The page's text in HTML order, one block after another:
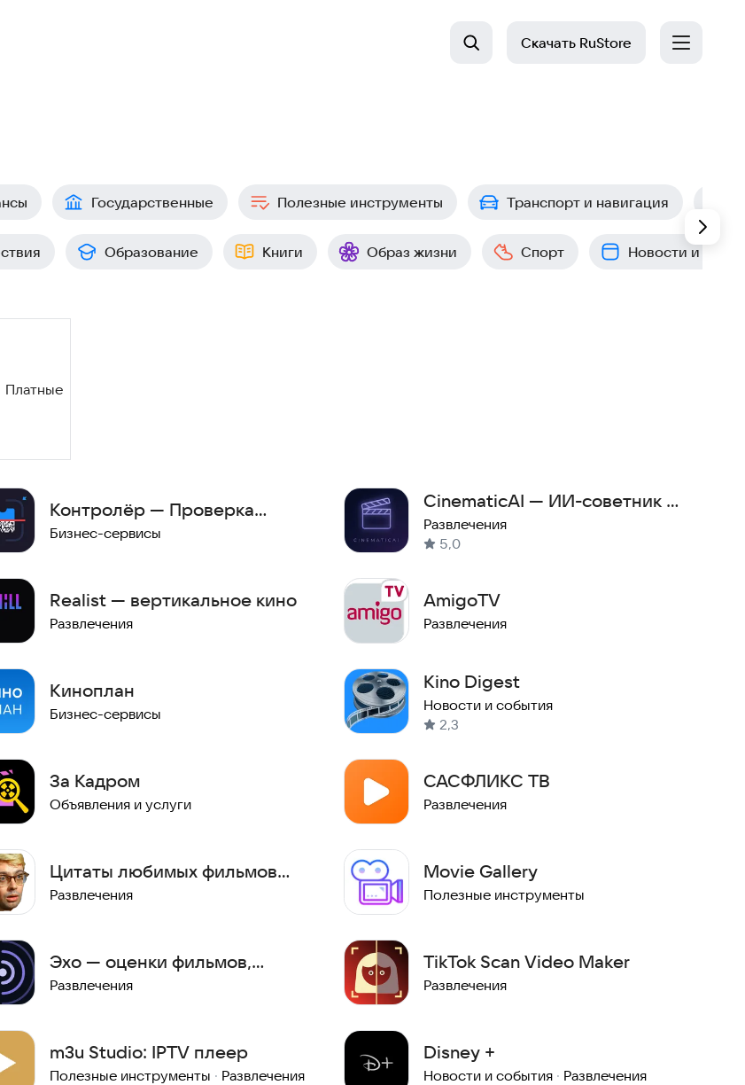
Скачать RuStore
Государственные Полезные инструменты Транспорт и навигация
Образование Книги Образ жизни Спорт Новости и
Платные
Контролёр — Проверка
билетов
Бизнес-сервисы
CinematicAI — ИИ-советник по
кино
Развлечения
5,0
Realist — вертикальное кино
Развлечения
AmigoTV
Развлечения
Киноплан
Бизнес-сервисы
Kino Digest
Новости и события
2,3
За Кадром
Объявления и услуги
САСФЛИКС ТВ
Развлечения
Цитаты любимых фильмов
СССР
Развлечения
Movie Gallery
Полезные инструменты
Эхо — оценки фильмов,
сериалов, музыки и игр
Развлечения
TikTok Scan Video Maker
Развлечения
m3u Studio: IPTV плеер
Полезные инструменты · Развлечения
Disney +
Новости и события · Развлечения